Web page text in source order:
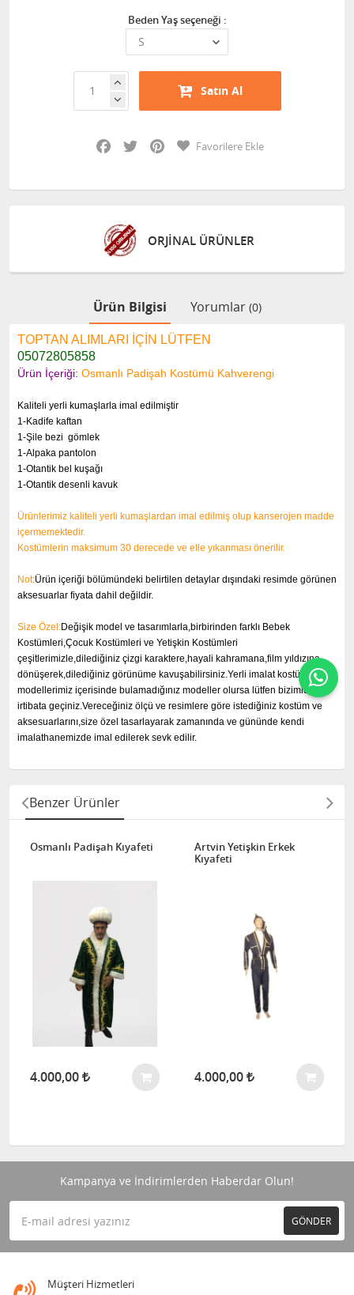
Beden Yaş seçeneği :
Satın Al
Facebook
Twitter PinterestFavorilere Ekle
ORJİNAL ÜRÜNLER
Ürün Bilgisi Yorumlar (0)
TOPTAN ALIMLARI İÇİN LÜTFEN
05072805858
Ürün İçeriği: Osmanlı Padişah Kostümü Kahverengi
Kaliteli yerli kumaşlarla imal edilmiştir
1-Kadife kaftan
1-Şile bezi gömlek
1-Alpaka pantolon
1-Otantik bel kuşağı
1-Otantik desenli kavuk
Ürünlerimiz kaliteli yerli kumaşlardan imal edilmiş olup kanserojen madde
içermemektedir.
Kostümlerin maksimum 30 derecede ve elle yıkanması önerilir.
Not:Ürün içeriği bölümündeki belirtilen detaylar dışındaki resimde görünen
aksesuarlar fiyata dahil değildir.
Size Özel:Değişik model ve tasarımlarla,birbirinden farklı Bebek
Kostümleri,Çocuk Kostümleri ve Yetişkin Kostümleri
çeşitlerimizle,dilediğiniz çizgi karaktere,hayali kahramana,film yıldızına
dönüşerek,dilediğiniz görünüme kavuşabilirsiniz.Yerli imalat kostüm
modellerimiz içerisinde bulamadığınız modeller olursa lütfen bizimle
irtibata geçiniz.Vereceğiniz ölçü ve resimlere göre istediğiniz kostüm ve
aksesuarlarını,size özel tasarlayarak zamanında ve gününde kendi
imalathanemizde imal edilerek sevk edilir.
Benzer Ürünler
Osmanlı Padişah Kıyafeti
4.000,00
Artvin Yetişkin Erkek
Kıyafeti
4.000,00
Kampanya ve İndirimlerden Haberdar Olun!
GÖNDER
Müşteri Hizmetleri